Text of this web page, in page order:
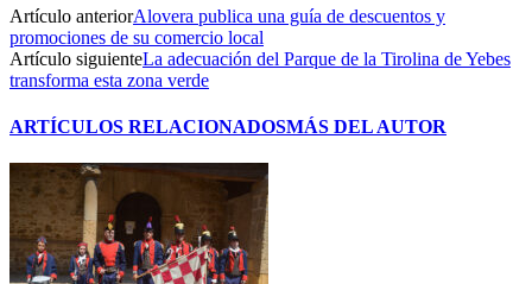
Artículo anteriorAlovera publica una guía de descuentos y
promociones de su comercio local
Artículo siguienteLa adecuación del Parque de la Tirolina de Yebes
transforma esta zona verde
ARTÍCULOS RELACIONADOSMÁS DEL AUTOR